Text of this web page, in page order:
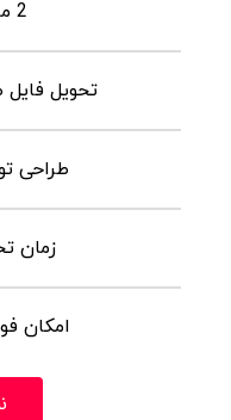
2 مرتبه ویرایش
تحویل فایل
طراحی
زمان
امکان